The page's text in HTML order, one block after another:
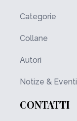
Categorie
Collane
Autori
Notize & Eventi
CONTATTI